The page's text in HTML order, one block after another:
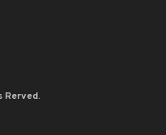
Rerved.